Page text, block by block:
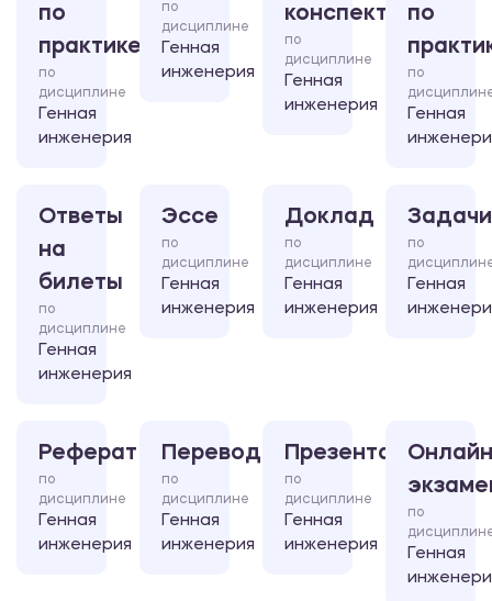
по
практике
по
дисциплине
Генная
инженерия
по
дисциплине
Генная
инженерия
конспект
по
дисциплине
Генная
инженерия
по
по
Генная
Ответы
на
билеты
по
дисциплине
Генная
инженерия
Эссе
по
дисциплине
Генная
инженерия
Доклад
по
дисциплине
Генная
инженерия
Задачи
по
Генная
Реферат
по
дисциплине
Генная
инженерия
Перевод
по
дисциплине
Генная
инженерия
Презентация
по
дисциплине
Генная
инженерия
по
Генная